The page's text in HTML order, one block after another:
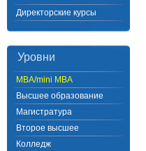
Директорские курсы
Уровни
MBA/mini MBA
Высшее образование
Магистратура
Второе высшее
Колледж